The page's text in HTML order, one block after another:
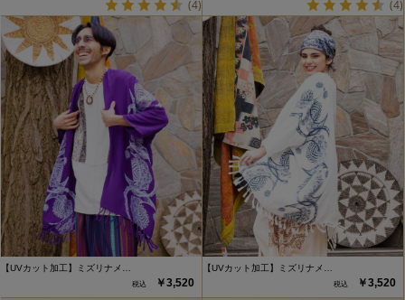
(4) (4)
【UVカット加工】ミズリナメ…
￥3,520
【UVカット加工】ミズリナメ…
￥3,520